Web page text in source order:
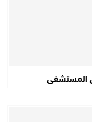
المستشفى